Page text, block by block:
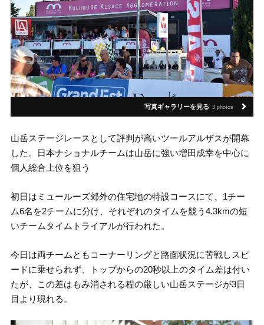
写真ギャラリーを見る 3 photos
山岳ステージレースとして評判が高いツールアルザスが開幕
した。日本ナショナルチームは山岳に強い増田成幸を中心に
個人総合上位を狙う
初日はミュールーズ郊外の住宅地の特設コースにて、1チー
ム6名を2チームに分け、それぞれのタイムを競う4.3kmの短
いチームタイムトライアルが行われた。
今日は両チームともコーナーリングと路面状況に苦戦しスピ
ードに乗せられず、トップからの20秒以上のタイム差は付い
たが、この差はもみ消される程の厳しい山岳ステージが3日
目より現れる。